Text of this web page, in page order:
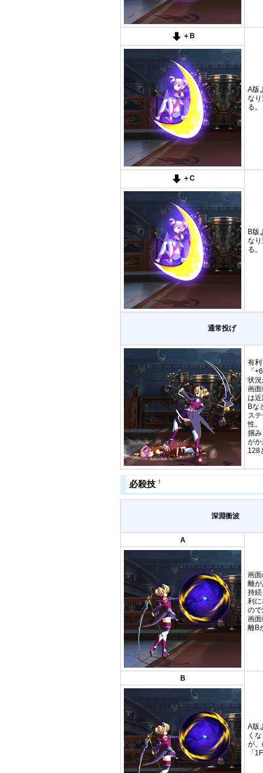
＋B
A版
な
る。
＋C
B版
な
る。
通常投げ
有
「
状
画
は
Bな
ス
性。
掴
が
128
必殺技 †
深淵衝波
A
画
離
持
利
の
画
離B
B
A版
く
が
「